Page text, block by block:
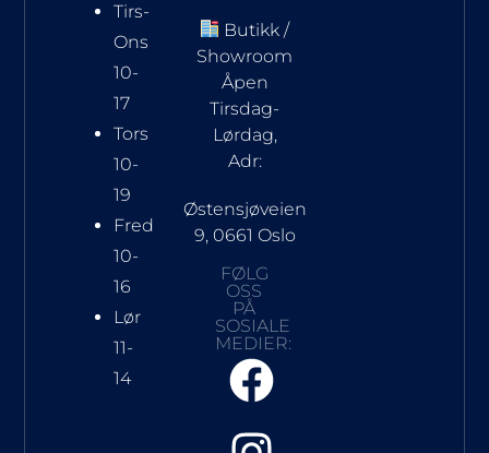
Tirs-
Ons
10-
17
Tors
10-
19
Fred
10-
16
Lør
11-
14
Butikk /
Showroom
Åpen
Tirsdag-
Lørdag,
Adr:
Østensjøveien
9, 0661 Oslo
FØLG
OSS
PÅ
SOSIALE
MEDIER: